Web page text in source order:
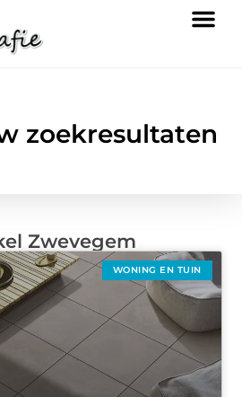
zoekresultaten
Zwevegem
WONING EN TUIN